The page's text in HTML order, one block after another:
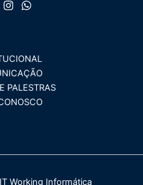
PALESTRAS
IT Working Informática